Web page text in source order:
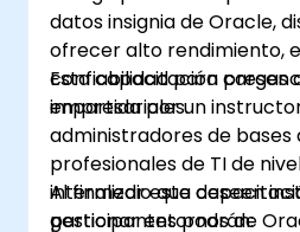
rendimiento dinámico,
planes de ejecución.
Planificar y ejecutar
migración desde 11g
rutas de actualización
soportadas.
datos insignia de Oracle,
ofrecer alto rendimiento,
confiabilidad para cargas
empresariales.
Esta capacitación
impartida por un
administradores de bases
profesionales de TI de
intermedio que deseen
gestionar entornos de
Al finalizar esta
participantes podrán: